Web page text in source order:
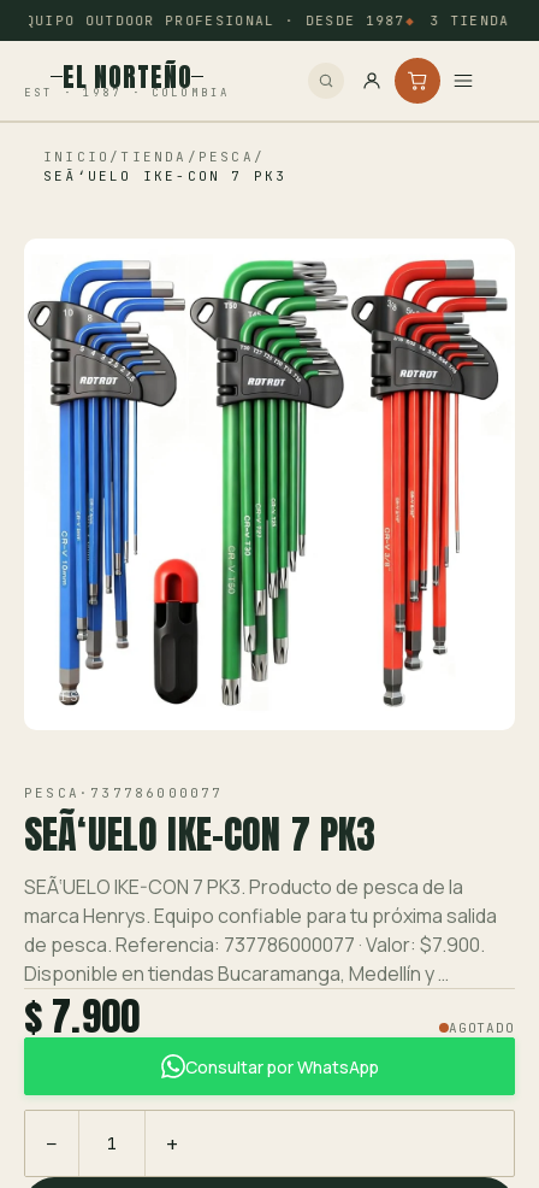
EQUIPO OUTDOOR PROFESIONAL · DESDE 1987 3 TIENDAS:
EL NORTEÑO
EST · 1987 · COLOMBIA
Inicio
Camping
Tiro Deportivo
Outdoor
Ver toda la tienda →
Contáctanos
INICIO / TIENDA / PESCA /
SEÃ‘UELO IKE-CON 7 PK3
VISTA 1/1
PESCA · 737786000077
SEÃ‘UELO IKE-CON 7 PK3
SEÃ‘UELO IKE-CON 7 PK3. Producto de pesca de la
marca Henrys. Equipo confiable para tu próxima salida
de pesca. Referencia: 737786000077 · Valor: $7.900.
Disponible en tiendas Bucaramanga, Medellín y …
$ 7.900 AGOTADO
Consultar por WhatsApp
− +